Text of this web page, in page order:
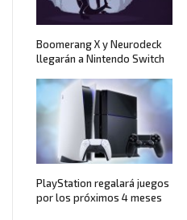
Boomerang X y Neurodeck
llegarán a Nintendo Switch
PlayStation regalará juegos
por los próximos 4 meses